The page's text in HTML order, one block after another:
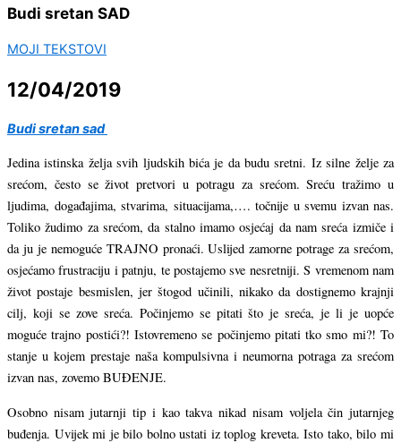
Budi sretan SAD
MOJI TEKSTOVI
12/04/2019
Budi sretan sad
Jedina istinska želja svih ljudskih bića je da budu sretni. Iz silne želje za
srećom, često se život pretvori u potragu za srećom. Sreću tražimo u
ljudima, događajima, stvarima, situacijama,…. točnije u svemu izvan nas.
Toliko žudimo za srećom, da stalno imamo osjećaj da nam sreća izmiče i
da ju je nemoguće TRAJNO pronaći. Uslijed zamorne potrage za srećom,
osjećamo frustraciju i patnju, te postajemo sve nesretniji. S vremenom nam
život postaje besmislen, jer štogod učinili, nikako da dostignemo krajnji
cilj, koji se zove sreća. Počinjemo se pitati što je sreća, je li je uopće
moguće trajno postići?! Istovremeno se počinjemo pitati tko smo mi?! To
stanje u kojem prestaje naša kompulsivna i neumorna potraga za srećom
izvan nas, zovemo BUĐENJE.
Osobno nisam jutarnji tip i kao takva nikad nisam voljela čin jutarnjeg
buđenja. Uvijek mi je bilo bolno ustati iz toplog kreveta. Isto tako, bilo mi